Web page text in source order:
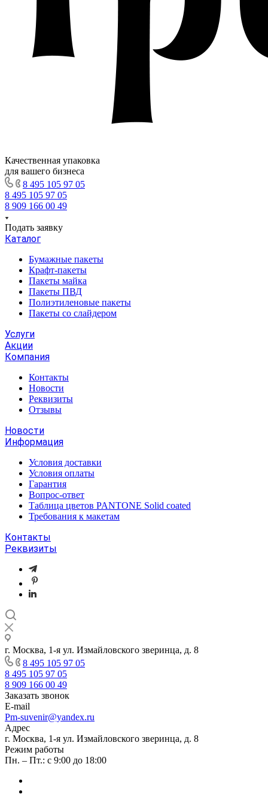
Качественная упаковка
для вашего бизнеса
8 495 105 97 05
8 495 105 97 05
8 909 166 00 49
Подать заявку
Каталог
Бумажные пакеты
Крафт-пакеты
Пакеты майка
Пакеты ПВД
Полиэтиленовые пакеты
Пакеты со слайдером
Услуги
Акции
Компания
Контакты
Новости
Реквизиты
Отзывы
Новости
Информация
Условия доставки
Условия оплаты
Гарантия
Вопрос-ответ
Таблица цветов PANTONE Solid coated
Требования к макетам
Контакты
Реквизиты
г. Москва, 1-я ул. Измайловского зверинца, д. 8
8 495 105 97 05
8 495 105 97 05
8 909 166 00 49
Заказать звонок
E-mail
Pm-suvenir@yandex.ru
Адрес
г. Москва, 1-я ул. Измайловского зверинца, д. 8
Режим работы
Пн. – Пт.: с 9:00 до 18:00